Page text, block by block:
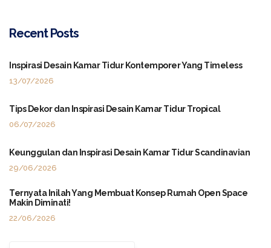
Recent Posts
Inspirasi Desain Kamar Tidur Kontemporer Yang Timeless
13/07/2026
Tips Dekor dan Inspirasi Desain Kamar Tidur Tropical
06/07/2026
Keunggulan dan Inspirasi Desain Kamar Tidur Scandinavian
29/06/2026
Ternyata Inilah Yang Membuat Konsep Rumah Open Space
Makin Diminati!
22/06/2026